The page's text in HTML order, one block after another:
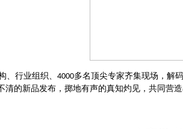
、行业组织、 4000多名顶尖专家齐集现场，解
清的新品发布，掷地有声的真知灼见，共同营